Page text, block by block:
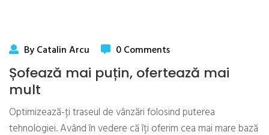
By Catalin Arcu 0 Comments
Șofează mai puțin, ofertează mai
mult
Optimizează-ți traseul de vânzări folosind puterea
tehnologiei. Având în vedere că îți oferim cea mai mare bază